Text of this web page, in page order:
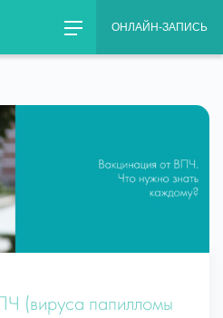
ОНЛАЙН-ЗАПИСЬ
(вируса папилломы